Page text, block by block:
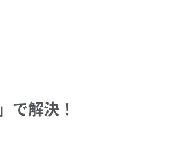
」で解決！